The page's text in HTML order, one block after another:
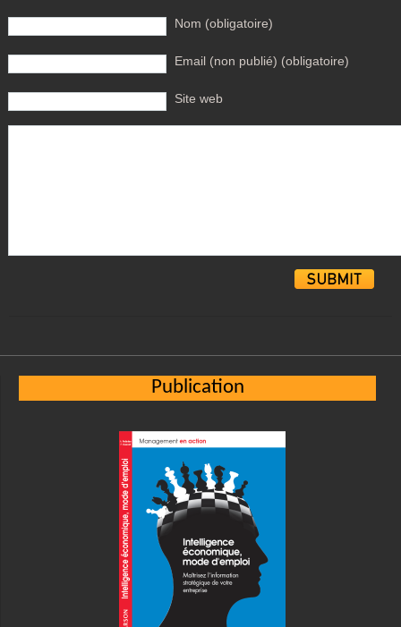
Nom (obligatoire)
Email (non publié) (obligatoire)
Site web
Publication